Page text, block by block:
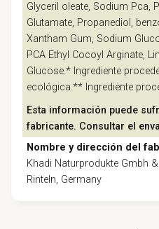
Glyceril oleate, Sodium Pca,
Glutamate, Propanediol,
Xantham Gum, Sodium
PCA Ethyl Cocoyl Arginate,
Glucose.* Ingrediente
ecológica.** Ingrediente
Esta información puede
fabricante. Consultar el
Nombre y dirección del
Khadi Naturprodukte Gmbh
Rinteln, Germany